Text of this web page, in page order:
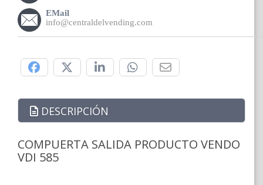
EMail
info@centraldelvending.com
DESCRIPCIÓN
COMPUERTA SALIDA PRODUCTO VENDO
VDI 585